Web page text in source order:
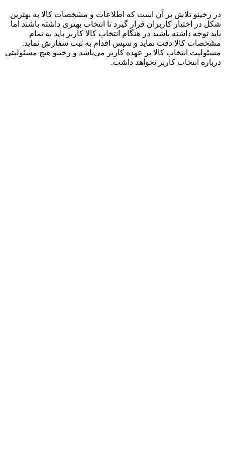
در رخینو تلاش بر آن است که اطلاعات و مشخصات کالا به بهترین
شکل در اختیار کاربران قرار گیرد تا انتخاب بهتری داشته باشند اما
باید توجه داشته باشید در هنگام انتخاب کالا کاربر باید به تمام
مشخصات کالا دقت نماید و سپس اقدام به ثبت سفارش نماید.
مسئولیت انتخاب کالا بر عهده کاربر می‌باشد و رخینو هیچ مسئولیتی
درباره انتخاب کاربر نخواهد داشت.